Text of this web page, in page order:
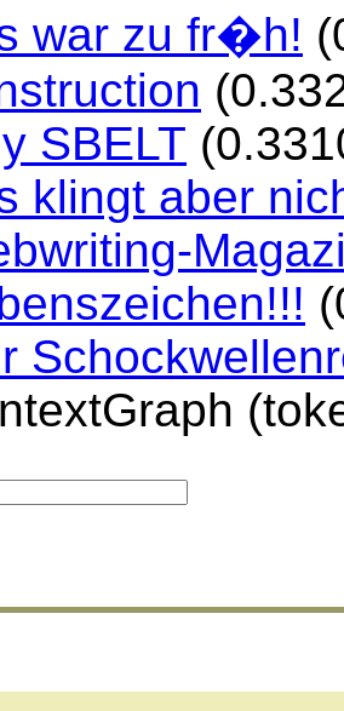
war zu fr�h!
SBELT
klingt aber